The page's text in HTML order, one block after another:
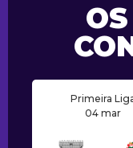
Primeira
04 mar